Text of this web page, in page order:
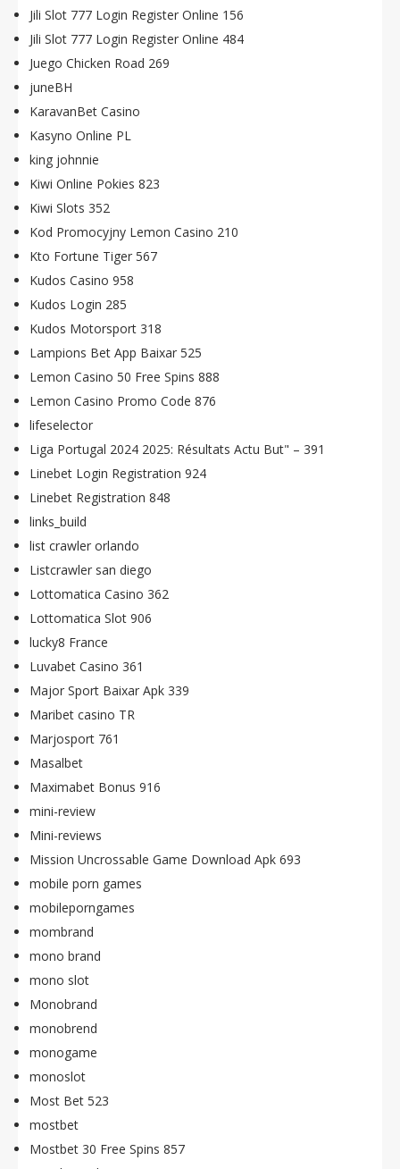
Jili Slot 777 Login Register Online 156
Jili Slot 777 Login Register Online 484
Juego Chicken Road 269
juneBH
KaravanBet Casino
Kasyno Online PL
king johnnie
Kiwi Online Pokies 823
Kiwi Slots 352
Kod Promocyjny Lemon Casino 210
Kto Fortune Tiger 567
Kudos Casino 958
Kudos Login 285
Kudos Motorsport 318
Lampions Bet App Baixar 525
Lemon Casino 50 Free Spins 888
Lemon Casino Promo Code 876
lifeselector
Liga Portugal 2024 2025: Résultats Actu But" – 391
Linebet Login Registration 924
Linebet Registration 848
links_build
list crawler orlando
Listcrawler san diego
Lottomatica Casino 362
Lottomatica Slot 906
lucky8 France
Luvabet Casino 361
Major Sport Baixar Apk 339
Maribet casino TR
Marjosport 761
Masalbet
Maximabet Bonus 916
mini-review
Mini-reviews
Mission Uncrossable Game Download Apk 693
mobile porn games
mobileporngames
mombrand
mono brand
mono slot
Monobrand
monobrend
monogame
monoslot
Most Bet 523
mostbet
Mostbet 30 Free Spins 857